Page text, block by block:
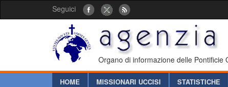
Seguici
Organo di informazione delle Pontificie
HOME MISSIONARI UCCISI STATISTICHE